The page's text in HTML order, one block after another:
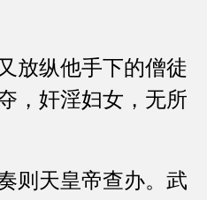
纵他手下的僧徒
，奸淫妇女，无所
天皇帝查办。武